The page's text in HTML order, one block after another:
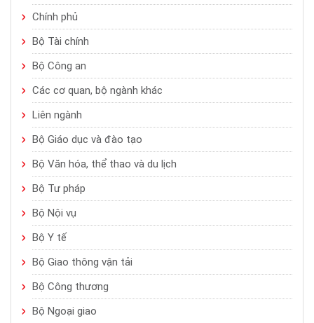
Chính phủ
Bộ Tài chính
Bộ Công an
Các cơ quan, bộ ngành khác
Liên ngành
Bộ Giáo dục và đào tạo
Bộ Văn hóa, thể thao và du lịch
Bộ Tư pháp
Bộ Nội vụ
Bộ Y tế
Bộ Giao thông vận tải
Bộ Công thương
Bộ Ngoại giao